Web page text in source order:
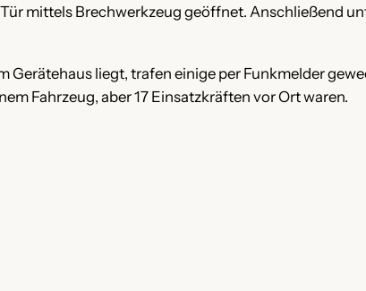
mittels Brechwerkzeug geöffnet. Anschließend
Gerätehaus liegt, trafen einige per Funkmelder
Fahrzeug, aber 17 Einsatzkräften vor Ort waren.